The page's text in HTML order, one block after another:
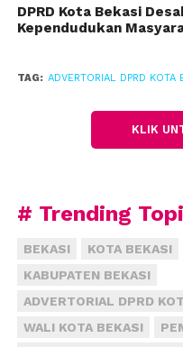
pembangunan polder-
penampungan air
Penggunaan polder air
mengingat karakter
Bekasi yang rawan
Selain polder air,
juga perlu
bantaran kali kerap
ada kiriman dari
Masih banyak yang
DPRD Kota Bekasi
Kependudukan
TAG: ADVERTORIAL DPRD KOTA
KLIK
# Trending
BEKASI KOTA BEKASI
KABUPATEN BEKASI
ADVERTORIAL DPRD
WALI KOTA BEKASI